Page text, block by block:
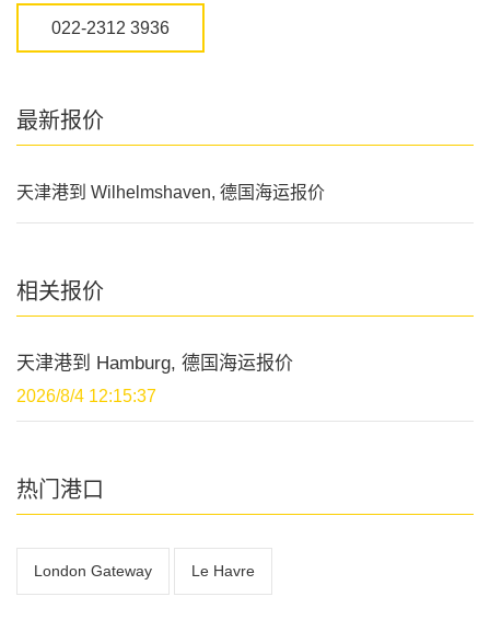
022-2312 3936
最新报价
天津港到 Wilhelmshaven, 德国海运报价
相关报价
天津港到 Hamburg, 德国海运报价
2026/8/4 12:15:37
热门港口
London Gateway Le Havre